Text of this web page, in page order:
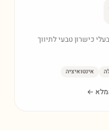
כישרון טבעי לתיווך
אינטואיציה
←